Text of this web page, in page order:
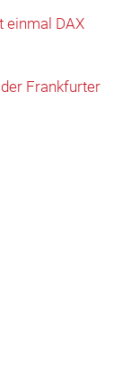
einmal DAX
Frankfurter